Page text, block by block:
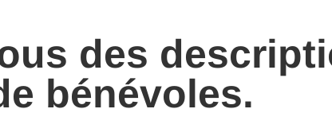
des
bénévoles.